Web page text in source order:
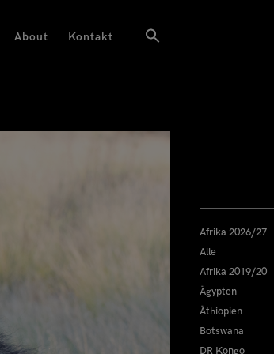
About Kontakt
Afrika 2026/27
Alle
Afrika 2019/20
Ägypten
Äthiopien
Botswana
DR Kongo